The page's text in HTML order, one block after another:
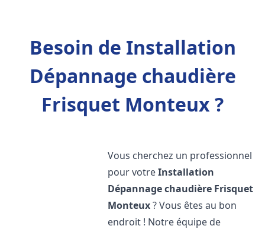
Besoin de Installation
Dépannage chaudière
Frisquet Monteux ?
Vous cherchez un professionnel
pour votreInstallation
Dépannage chaudière Frisquet
Monteux? Vous êtes au bon
endroit ! Notre équipe de